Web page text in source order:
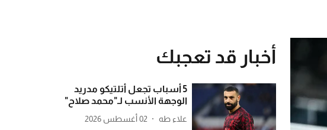
أخبار قد تعجبك
5 أسباب تجعل أتلتيكو مدريد
الوجهة الأنسب لـ"محمد صلاح"
علاء طه 02 أغسطس 2026